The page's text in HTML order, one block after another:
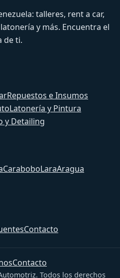
talleres, rent a car,
y más. Encuentra el
de ti.
Repuestos e Insumos
Latonería y Pintura
y Detailing
CaraboboLaraAragua
Contacto
Contacto
Todos los derechos